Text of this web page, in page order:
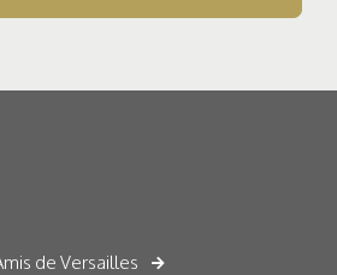
de Versailles